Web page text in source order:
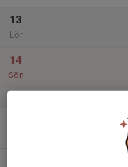
13
Lör
14
Sön